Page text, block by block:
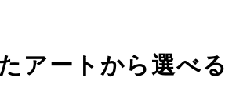
アートから選べる